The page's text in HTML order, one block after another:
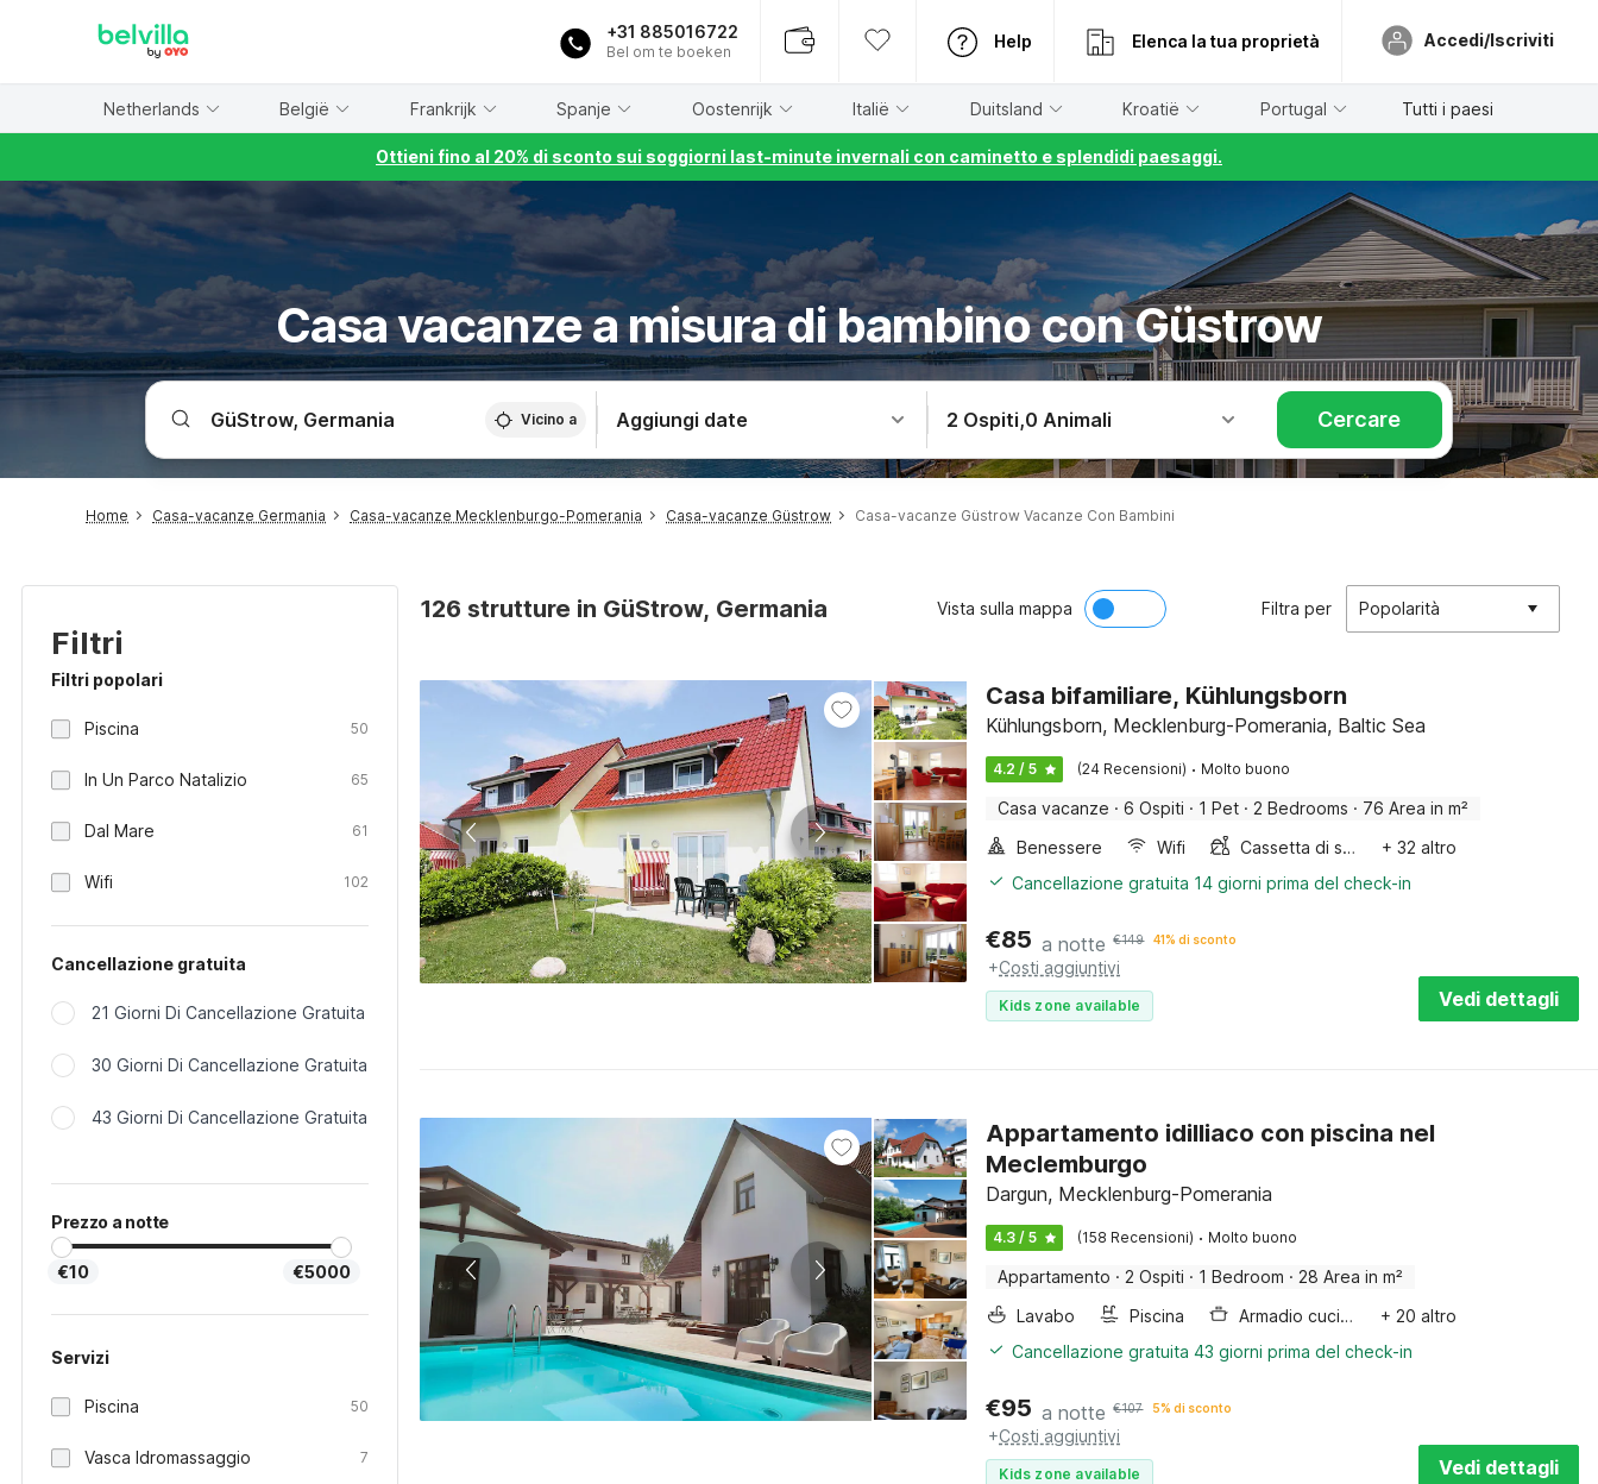
+31 885016722
Bel om te boeken
Help Elenca la tua proprietà Accedi/Iscriviti
Netherlands België Frankrijk Spanje Oostenrijk Italië Duitsland Kroatië Portugal Tutti i paesi
Ottieni fino al 20% di sconto sui soggiorni last-minute invernali con caminetto e splendidi paesaggi.
Casa vacanze a misura di bambino con Güstrow
Vicino a Aggiungi date 2 Ospiti,0 Animali Cercare
Home Casa-vacanze Germania Casa-vacanze Mecklenburgo-Pomerania Casa-vacanze Güstrow Casa-vacanze Güstrow Vacanze Con Bambini
Filtri
Filtri popolari
Piscina 50
In Un Parco Natalizio 65
Dal Mare 61
Wifi 102
Cancellazione gratuita
21 Giorni Di Cancellazione Gratuita
30 Giorni Di Cancellazione Gratuita
43 Giorni Di Cancellazione Gratuita
Prezzo a notte
€10 €5000
Servizi
Piscina 50
Vasca Idromassaggio 7
126 strutture in GüStrow, Germania Vista sulla mappa Filtra per Popolarità
Casa bifamiliare, Kühlungsborn
Kühlungsborn, Mecklenburg-Pomerania, Baltic Sea
4.2 / 5 (24 Recensioni) · Molto buono
Casa vacanze · 6 Ospiti · 1 Pet · 2 Bedrooms · 76 Area in m²
Benessere
Wifi Cassetta di sabbia
+ 32 altro
Cancellazione gratuita 14 giorni prima del check-in
€85 a notte €149 41% di sconto
+Costi aggiuntivi
Kids zone available Vedi dettagli
Appartamento idilliaco con piscina nel
Meclemburgo
Dargun, Mecklenburg-Pomerania
4.3 / 5 (158 Recensioni) · Molto buono
Appartamento · 2 Ospiti · 1 Bedroom · 28 Area in m²
Lavabo
Piscina Armadio cucina
+ 20 altro
Cancellazione gratuita 43 giorni prima del check-in
€95 a notte €107 5% di sconto
+Costi aggiuntivi
Kids zone available Vedi dettagli